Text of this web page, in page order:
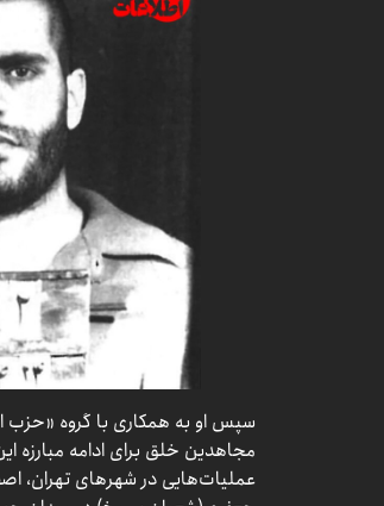
مجاهدین خلق برای ادامه مبارزه
عملیات‌هایی در شهرهای تهران،